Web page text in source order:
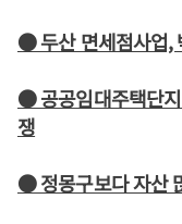
● 두산 면세점사업,
● 공공임대주택단
쟁
● 정몽구보다 자산